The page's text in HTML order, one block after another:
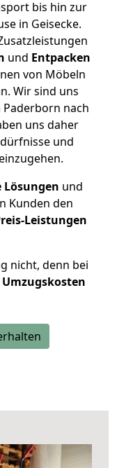
bis hin zur
in Geisecke.
und Entpacken
von Möbeln
Wir sind uns
nach
uns daher
und
und
Kunden den
Leistungen
nicht, denn bei
Umzugskosten